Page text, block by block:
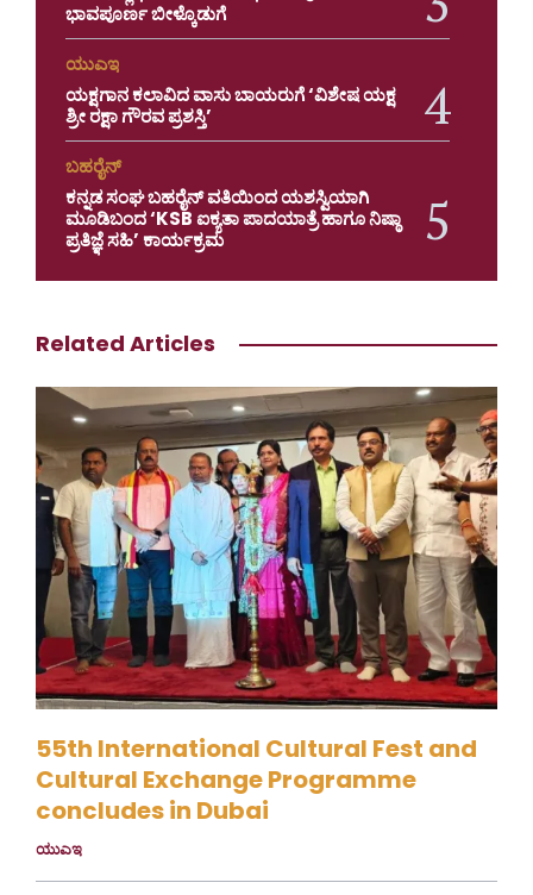
ಭಾವಪೂರ್ಣ ಬೀಳ್ಕೊಡುಗೆ
ಯುಎಇ
ಯಕ್ಷಗಾನ ಕಲಾವಿದ ವಾಸು ಬಾಯರುಗೆ ‘ವಿಶೇಷ ಯಕ್ಷ
ಶ್ರೀ ರಕ್ಷಾ ಗೌರವ ಪ್ರಶಸ್ತಿ’
ಬಹರೈನ್
ಕನ್ನಡ ಸಂಘ ಬಹರೈನ್ ವತಿಯಿಂದ ಯಶಸ್ವಿಯಾಗಿ
ಮೂಡಿಬಂದ ‘KSB ಐಕ್ಯತಾ ಪಾದಯಾತ್ರೆ ಹಾಗೂ ನಿಷ್ಠಾ
ಪ್ರತಿಜ್ಞೆ ಸಹಿ’ ಕಾರ್ಯಕ್ರಮ
Related Articles
55th International Cultural Fest and
Cultural Exchange Programme
concludes in Dubai
ಯುಎಇ